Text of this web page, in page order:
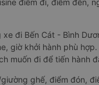
điểm đi, điểm đến,
xe đi Bến Cát - Bình
giờ khởi hành phù
muốn đi để tiến hành
ghế, điểm đón,